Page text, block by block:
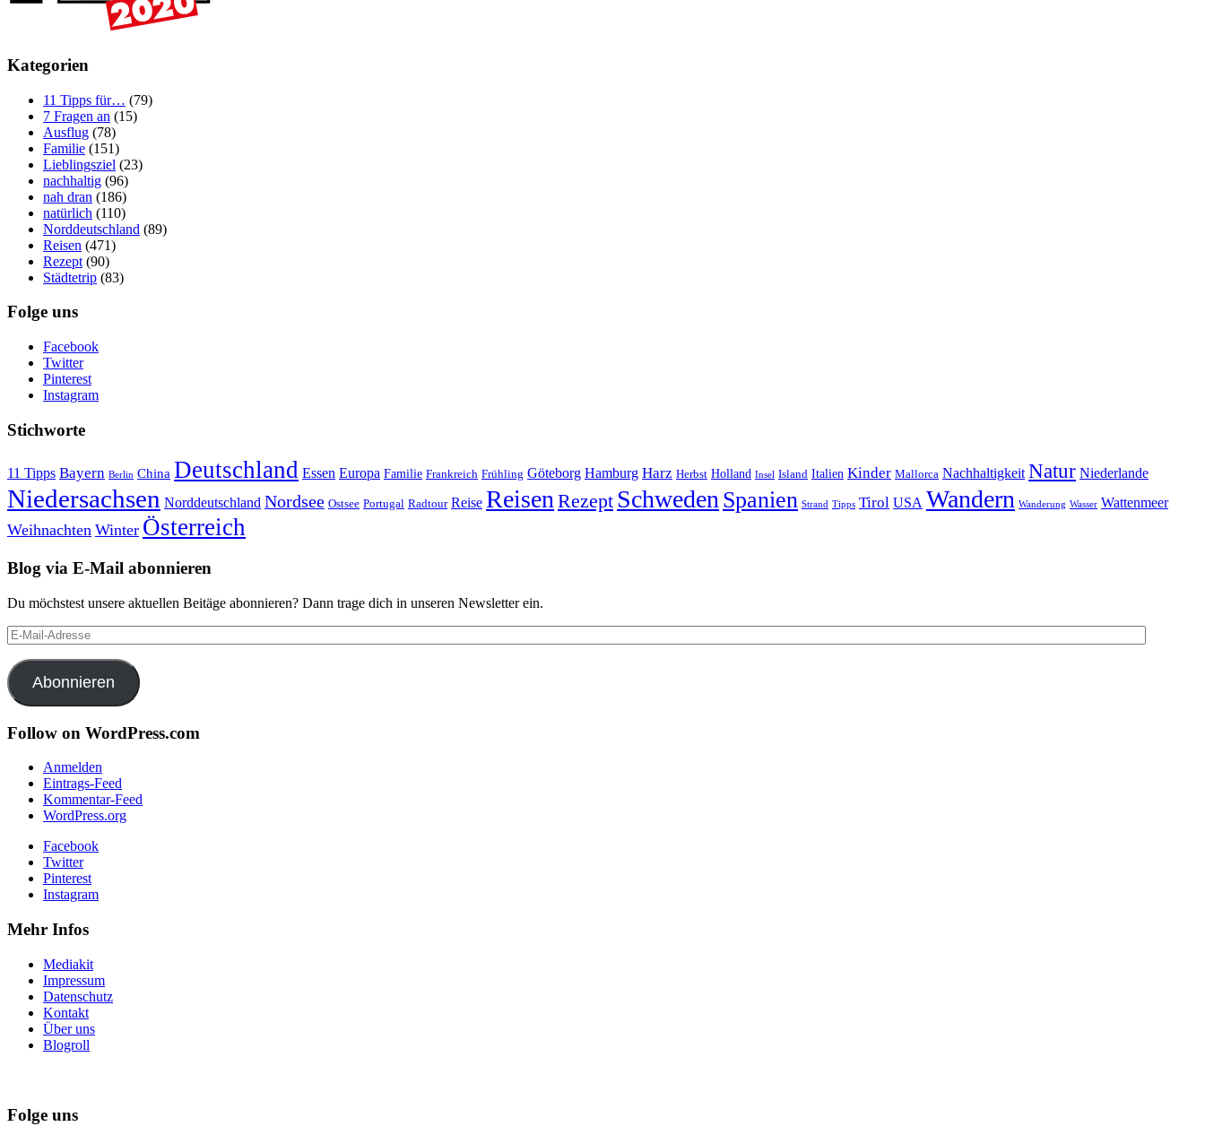
Kategorien
11 Tipps für… (79)
7 Fragen an (15)
Ausflug (78)
Familie (151)
Lieblingsziel (23)
nachhaltig (96)
nah dran (186)
natürlich (110)
Norddeutschland (89)
Reisen (471)
Rezept (90)
Städtetrip (83)
Folge uns
Facebook
Twitter
Pinterest
Instagram
Stichworte
11 Tipps Bayern Berlin China Deutschland Essen Europa Familie Frankreich Frühling Göteborg Hamburg Harz Herbst Holland Insel Island Italien Kinder Mallorca Nachhaltigkeit Natur Niederlande
Niedersachsen Norddeutschland Nordsee Ostsee Portugal Radtour Reise ReisenRezept SchwedenSpanien Strand Tipps Tirol USA Wandern Wanderung Wasser Wattenmeer
Weihnachten Winter Österreich
Blog via E-Mail abonnieren
Du möchstest unsere aktuellen Beitäge abonnieren? Dann trage dich in unseren Newsletter ein.
E-
Mail-
Adresse
Abonnieren
Follow on WordPress.com
Anmelden
Eintrags-Feed
Kommentar-Feed
WordPress.org
Facebook
Twitter
Pinterest
Instagram
Mehr Infos
Mediakit
Impressum
Datenschutz
Kontakt
Über uns
Blogroll
Folge uns